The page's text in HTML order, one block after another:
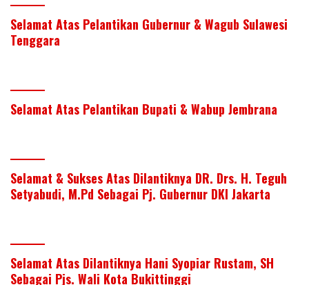
Selamat Atas Pelantikan Gubernur & Wagub Sulawesi
Tenggara
Selamat Atas Pelantikan Bupati & Wabup Jembrana
Selamat & Sukses Atas Dilantiknya DR. Drs. H. Teguh
Setyabudi, M.Pd Sebagai Pj. Gubernur DKI Jakarta
Selamat Atas Dilantiknya Hani Syopiar Rustam, SH
Sebagai Pjs. Wali Kota Bukittinggi